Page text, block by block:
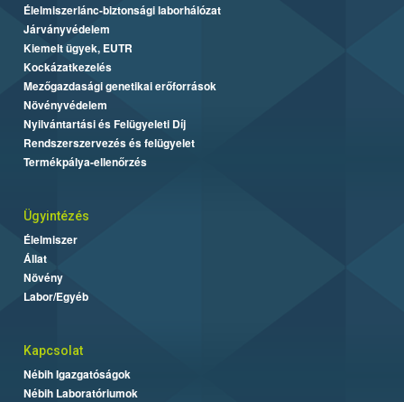
Élelmiszerlánc-biztonsági laborhálózat
Járványvédelem
Kiemelt ügyek, EUTR
Kockázatkezelés
Mezőgazdasági genetikai erőforrások
Növényvédelem
Nyilvántartási és Felügyeleti Díj
Rendszerszervezés és felügyelet
Termékpálya-ellenőrzés
Ügyintézés
Élelmiszer
Állat
Növény
Labor/Egyéb
Kapcsolat
Nébih Igazgatóságok
Nébih Laboratóriumok